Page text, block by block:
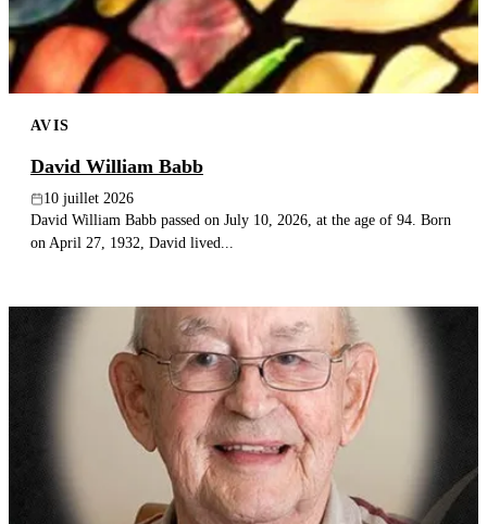
AVIS
David William Babb
10 juillet 2026
David William Babb passed on July 10, 2026, at the age of 94. Born
on April 27, 1932, David lived...